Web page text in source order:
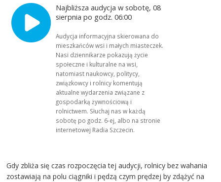
Najbliższa audycja w sobotę, 08
sierpnia po godz. 06:00
Audycja informacyjna skierowana do
mieszkańców wsi i małych miasteczek.
Nasi dziennikarze pokazują życie
społeczne i kulturalne na wsi,
natomiast naukowcy, politycy,
związkowcy i rolnicy komentują
aktualne wydarzenia związane z
gospodarką żywnościową i
rolnictwem. Słuchaj nas w każdą
sobotę po godz. 6-ej, albo na stronie
internetowej Radia Szczecin.
Gdy zbliża się czas rozpoczęcia tej audycji, rolnicy bez wahania
zostawiają na polu ciągniki i pędzą czym prędzej by zdążyć na